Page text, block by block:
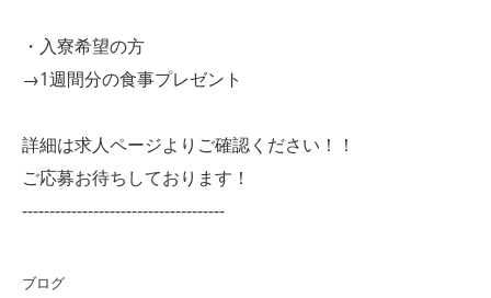
・入寮希望の方
→1週間分の食事プレゼント
詳細は求人ページよりご確認ください！！
ご応募お待ちしております！
-------------------------------------
ブログ